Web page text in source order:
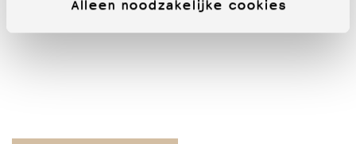
Alleen noodzakelijke cookies